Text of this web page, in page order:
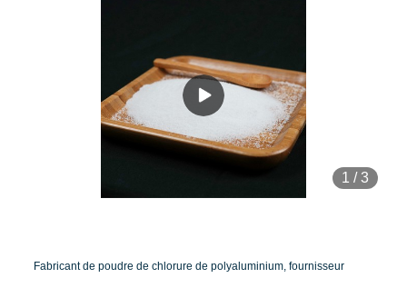
1 / 3
Fabricant de poudre de chlorure de polyaluminium, fournisseur